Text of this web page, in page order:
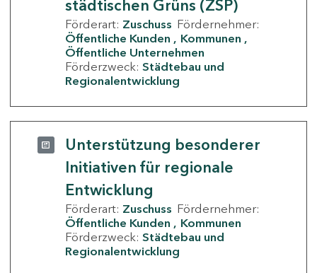
städtischen Grüns (ZSP)
Förderart: Zuschuss Fördernehmer:
Öffentliche Kunden
Kommunen
Öffentliche Unternehmen
Förderzweck: Städtebau und
Regionalentwicklung
Unterstützung besonderer
Initiativen für regionale
Entwicklung
Förderart: Zuschuss Fördernehmer:
Öffentliche Kunden
Kommunen
Förderzweck: Städtebau und
Regionalentwicklung